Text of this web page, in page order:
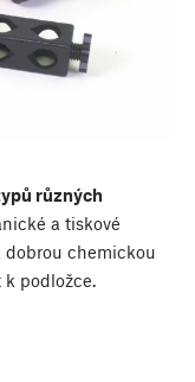
různých
a tiskové
dobrou chemickou
k podložce.